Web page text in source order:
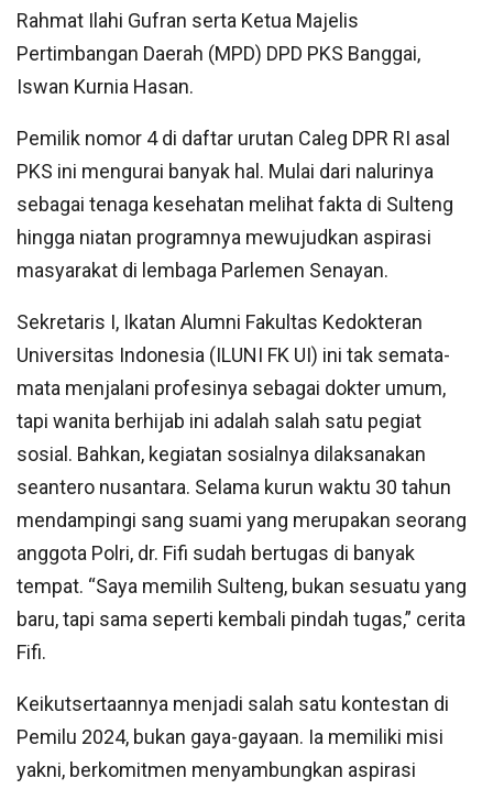
Rahmat Ilahi Gufran serta Ketua Majelis
Pertimbangan Daerah (MPD) DPD PKS Banggai,
Iswan Kurnia Hasan.
Pemilik nomor 4 di daftar urutan Caleg DPR RI asal
PKS ini mengurai banyak hal. Mulai dari nalurinya
sebagai tenaga kesehatan melihat fakta di Sulteng
hingga niatan programnya mewujudkan aspirasi
masyarakat di lembaga Parlemen Senayan.
Sekretaris I, Ikatan Alumni Fakultas Kedokteran
Universitas Indonesia (ILUNI FK UI) ini tak semata-
mata menjalani profesinya sebagai dokter umum,
tapi wanita berhijab ini adalah salah satu pegiat
sosial. Bahkan, kegiatan sosialnya dilaksanakan
seantero nusantara. Selama kurun waktu 30 tahun
mendampingi sang suami yang merupakan seorang
anggota Polri, dr. Fifi sudah bertugas di banyak
tempat. “Saya memilih Sulteng, bukan sesuatu yang
baru, tapi sama seperti kembali pindah tugas,” cerita
Fifi.
Keikutsertaannya menjadi salah satu kontestan di
Pemilu 2024, bukan gaya-gayaan. Ia memiliki misi
yakni, berkomitmen menyambungkan aspirasi